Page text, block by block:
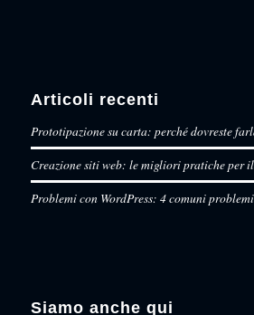
Articoli recenti
Prototipazione su carta: perché dovreste
Creazione siti web: le migliori pratiche per
Problemi con WordPress: 4 comuni
Siamo anche qui